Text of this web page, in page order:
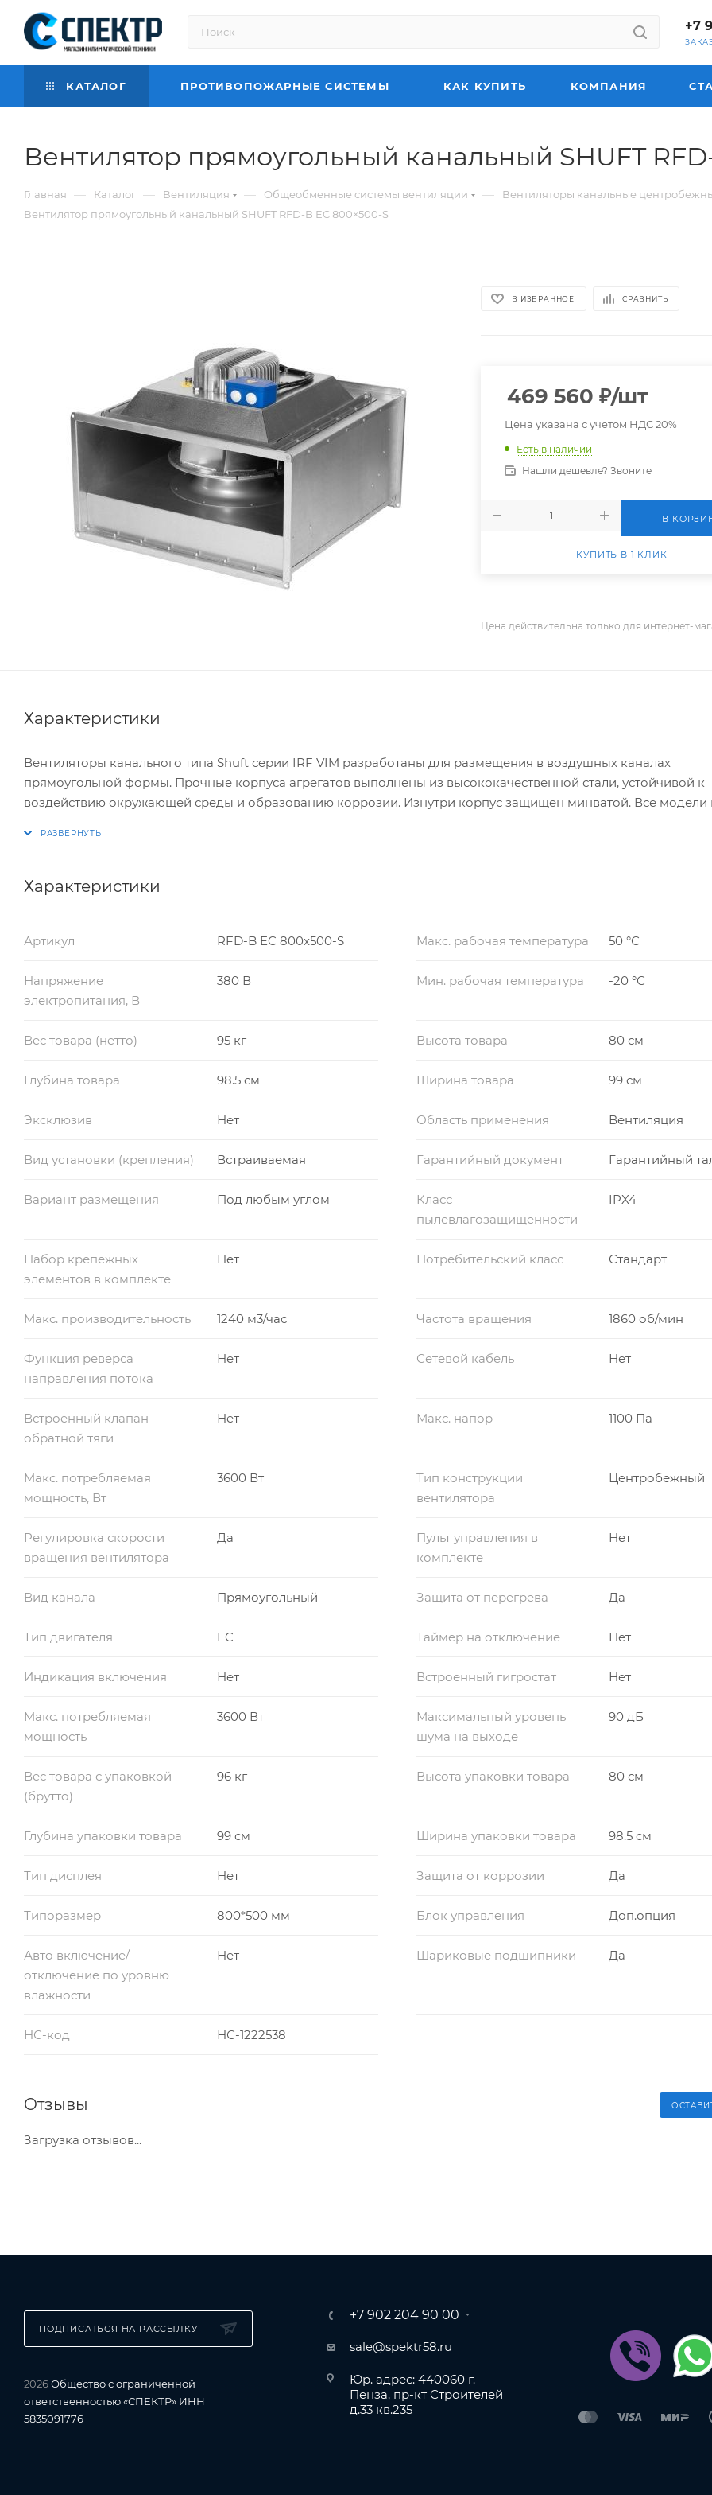
+7
КАТАЛОГ ПРОТИВОПОЖАРНЫЕ СИСТЕМЫ КАК КУПИТЬ КОМПАНИЯ
Вентилятор прямоугольный канальный SHUFT
Главная — Каталог — Вентиляция — Общеобменные системы вентиляции —
Вентиляторы канальные
Вентилятор прямоугольный канальный SHUFT RFD-B EC 800×500-S
В ИЗБРАННОЕ СРАВНИТЬ
469 560 ₽/шт
Цена указана с учетом НДС 20%
Есть в наличии
Нашли дешевле? Звоните
В
КУПИТЬ В 1 КЛИК
Цена действительна только для интернет-
Характеристики
Вентиляторы канального типа Shuft серии IRF VIM разработаны для размещения в воздушных каналах
прямоугольной формы. Прочные корпуса агрегатов выполнены из высококачественной стали, устойчивой к
воздействию окружающей среды и образованию коррозии. Изнутри корпус защищен минватой. Все модели
Характеристики
Артикул RFD-B EC 800x500-S Макс. рабочая температура 50 °С
Напряжение
электропитания, В
380 В Мин. рабочая температура -20 °С
Вес товара (нетто) 95 кг Высота товара 80 см
Глубина товара 98.5 см Ширина товара 99 см
Эксклюзив Нет Область применения Вентиляция
Вид установки (крепления) Встраиваемая Гарантийный документ Гарантийный
Вариант размещения Под любым углом
Класс
пылевлагозащищенности
IPX4
Набор крепежных
элементов в комплекте
Нет Потребительский класс Стандарт
Макс. производительность 1240 м3/час Частота вращения 1860 об/мин
Функция реверса
направления потока
Нет Сетевой кабель Нет
Встроенный клапан
обратной тяги
Нет Макс. напор 1100 Па
Макс. потребляемая
мощность, Вт
3600 Вт
Тип конструкции
вентилятора
Центробежный
Регулировка скорости
вращения вентилятора
Да
Пульт управления в
комплекте
Нет
Вид канала Прямоугольный Защита от перегрева Да
Тип двигателя EC Таймер на отключение Нет
Индикация включения Нет Встроенный гигростат Нет
Макс. потребляемая
мощность
3600 Вт
Максимальный уровень
шума на выходе
90 дБ
Вес товара с упаковкой
(брутто)
96 кг Высота упаковки товара 80 см
Глубина упаковки товара 99 см Ширина упаковки товара 98.5 см
Тип дисплея Нет Защита от коррозии Да
Типоразмер 800*500 мм Блок управления Доп.опция
Авто включение/
отключение по уровню
влажности
Нет Шариковые подшипники Да
НС-код НС-1222538
Отзывы
Загрузка отзывов...
ПОДПИСАТЬСЯ НА РАССЫЛКУ
2026Общество с ограниченной
ответственностью «СПЕКТР» ИНН
5835091776
+7 902 204 90 00
sale@spektr58.ru
Юр. адрес: 440060 г.
Пенза, пр-кт Строителей
д.33 кв.235